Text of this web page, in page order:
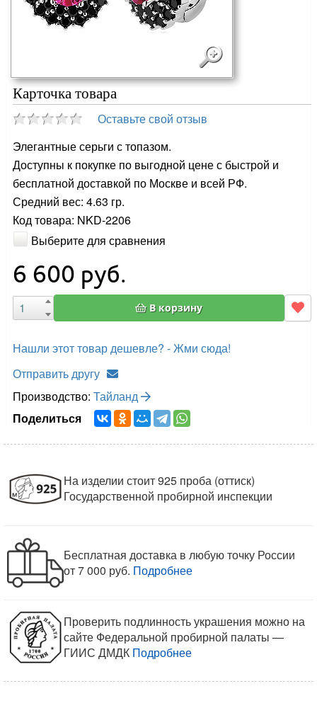
Карточка товара
Оставьте свой отзыв
Элегантные серьги с топазом.
Доступны к покупке по выгодной цене с быстрой и
бесплатной доставкой по Москве и всей РФ.
Средний вес: 4.63 гр.
Код товара: NKD-2206
Выберите для сравнения
6 600 руб.
В корзину
Нашли этот товар дешевле? - Жми сюда!
Отправить другу
Производство:Тайланд
Поделиться
На изделии стоит 925 проба (оттиск)
Государственной пробирной инспекции
Бесплатная доставка в любую точку России
от 7 000 руб. Подробнее
Проверить подлинность украшения можно на
сайте Федеральной пробирной палаты —
ГИИС ДМДК Подробнее